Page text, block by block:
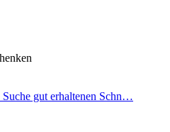
Suche gut erhaltenen Schn…